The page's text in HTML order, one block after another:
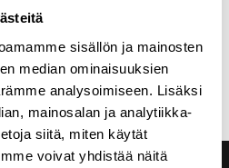
sisällön ja mainosten
median ominaisuuksien
analysoimiseen. Lisäksi
mainosalan ja analytiikka-
siitä, miten käytät
voivat yhdistää näitä
tulee huomioida
| Käytännön tietoa
ja kevytyrittäjyydestä